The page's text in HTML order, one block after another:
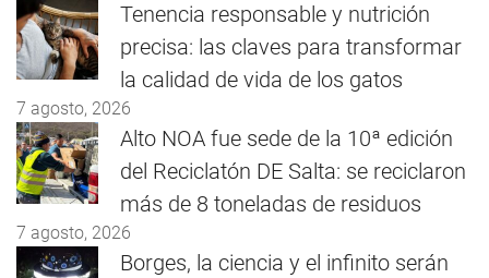
Tenencia responsable y nutrición
precisa: las claves para transformar
la calidad de vida de los gatos
7 agosto, 2026
Alto NOA fue sede de la 10ª edición
del Reciclatón DE Salta: se reciclaron
más de 8 toneladas de residuos
7 agosto, 2026
Borges, la ciencia y el infinito serán